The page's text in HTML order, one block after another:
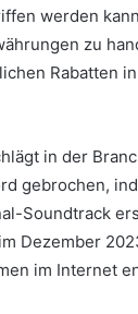
werden
zu
Rabatten
in der
gebrochen,
Soundtrack
Dezember
im Internet